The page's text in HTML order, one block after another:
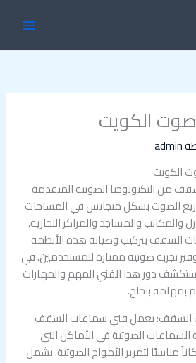
الكويت
admin
الكويت
من التكنولوجيا الصوتية المتقدمة
الصوت بشكل متجانس في المساحات
والمكاتب والمساجد والمراكز التجارية.
السقف بتركيب وصيانة هذه الأنظمة
تجربة صوتية ممتازة للمستخدمين. في
دور هذا الفني المهم والمهارات
بمهامه بنجاح.
السقف: يعمل فني سماعات السقف
السماعات الصوتية في الأماكن التي
مناسبًا لتمرير الأمواج الصوتية. يشمل